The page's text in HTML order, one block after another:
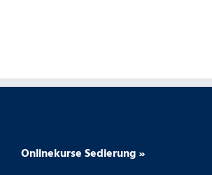
Onlinekurse Sedierung »